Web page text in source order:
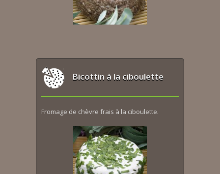
Bicottin à la ciboulette
Fromage de chèvre frais à la ciboulette.